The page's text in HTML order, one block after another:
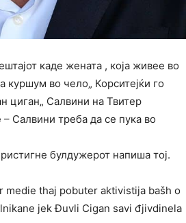
каде жената , која живее во
во чело„ Корситејќи го
циган„ Салвини на Твитер
Салвини треба да се пука во
булдужерот напиша тој.
medie thaj pobuter aktivistija bašh o
jek Đuvli Cigan savi đjivdinela